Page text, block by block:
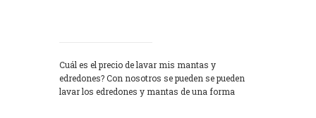
Cuál es el precio de lavar mis mantas y
edredones? Con nosotros se pueden se pueden
lavar los edredones y mantas de una forma